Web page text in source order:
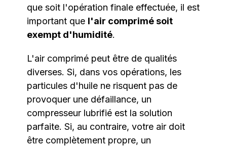
que soit l'opération finale effectuée, il est
important que l'air comprimé soit
exempt d'humidité.
L'air comprimé peut être de qualités
diverses. Si, dans vos opérations, les
particules d'huile ne risquent pas de
provoquer une défaillance, un
compresseur lubrifié est la solution
parfaite. Si, au contraire, votre air doit
être complètement propre, un